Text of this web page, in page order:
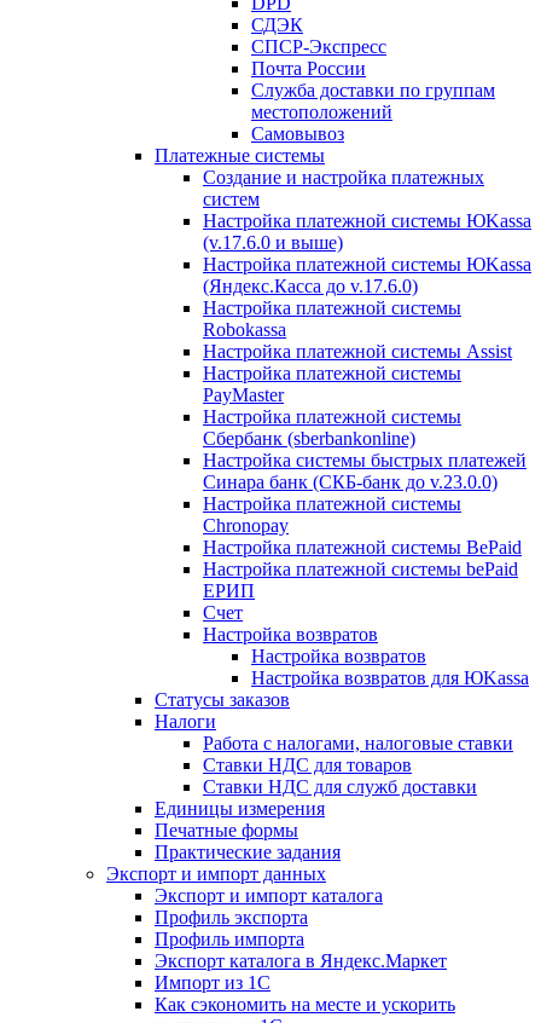
СДЭК
СПСР-Экспресс
Почта России
Служба доставки по группам
местоположений
Самовывоз
Платежные системы
Создание и настройка платежных
систем
Настройка платежной системы ЮKassa
(v.17.6.0 и выше)
Настройка платежной системы ЮKassa
(Яндекс.Касса до v.17.6.0)
Настройка платежной системы
Robokassa
Настройка платежной системы Assist
Настройка платежной системы
PayMaster
Настройка платежной системы
Сбербанк (sberbankonline)
Настройка системы быстрых платежей
Синара банк (СКБ-банк до v.23.0.0)
Настройка платежной системы
Chronopay
Настройка платежной системы BePaid
Настройка платежной системы bePaid
ЕРИП
Счет
Настройка возвратов
Настройка возвратов
Настройка возвратов для ЮKassa
Статусы заказов
Налоги
Работа с налогами, налоговые ставки
Ставки НДС для товаров
Ставки НДС для служб доставки
Единицы измерения
Печатные формы
Практические задания
Экспорт и импорт данных
Экспорт и импорт каталога
Профиль экспорта
Профиль импорта
Экспорт каталога в Яндекс.Маркет
Импорт из 1С
Как сэкономить на месте и ускорить